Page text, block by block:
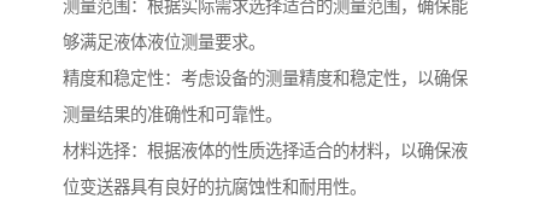
测量范围：根据实际需求选择适合的测量范围，确保能
够满足液体液位测量要求。
精度和稳定性：考虑设备的测量精度和稳定性，以确保
测量结果的准确性和可靠性。
材料选择：根据液体的性质选择适合的材料，以确保液
位变送器具有良好的抗腐蚀性和耐用性。